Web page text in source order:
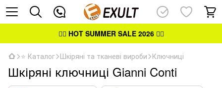
👉🏻 HOT SUMMER SALE 2026👈🏻
⭐ Каталог Шкіряні та тканеві вироби Ключниці
Шкіряні ключниці Gianni Conti